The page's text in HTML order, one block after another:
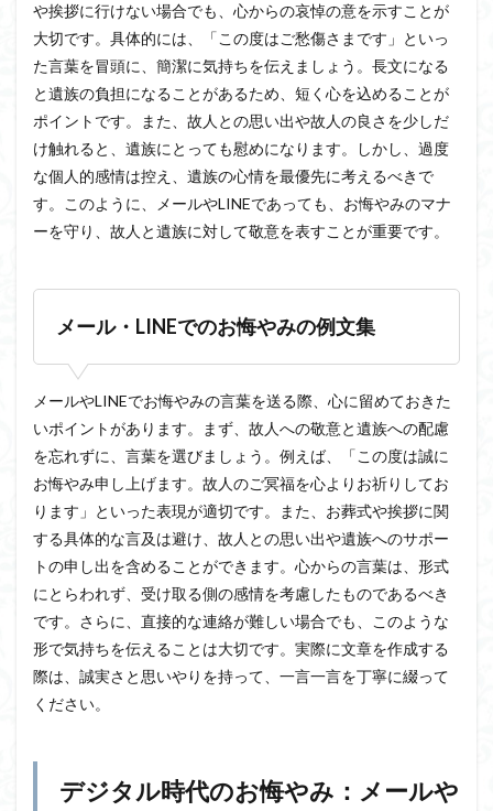
や挨拶に行けない場合でも、心からの哀悼の意を示すことが
大切です。具体的には、「この度はご愁傷さまです」といっ
た言葉を冒頭に、簡潔に気持ちを伝えましょう。長文になる
と遺族の負担になることがあるため、短く心を込めることが
ポイントです。また、故人との思い出や故人の良さを少しだ
け触れると、遺族にとっても慰めになります。しかし、過度
な個人的感情は控え、遺族の心情を最優先に考えるべきで
す。このように、メールやLINEであっても、お悔やみのマナ
ーを守り、故人と遺族に対して敬意を表すことが重要です。
メール・LINEでのお悔やみの例文集
メールやLINEでお悔やみの言葉を送る際、心に留めておきた
いポイントがあります。まず、故人への敬意と遺族への配慮
を忘れずに、言葉を選びましょう。例えば、「この度は誠に
お悔やみ申し上げます。故人のご冥福を心よりお祈りしてお
ります」といった表現が適切です。また、お葬式や挨拶に関
する具体的な言及は避け、故人との思い出や遺族へのサポー
トの申し出を含めることができます。心からの言葉は、形式
にとらわれず、受け取る側の感情を考慮したものであるべき
です。さらに、直接的な連絡が難しい場合でも、このような
形で気持ちを伝えることは大切です。実際に文章を作成する
際は、誠実さと思いやりを持って、一言一言を丁寧に綴って
ください。
デジタル時代のお悔やみ：メールや